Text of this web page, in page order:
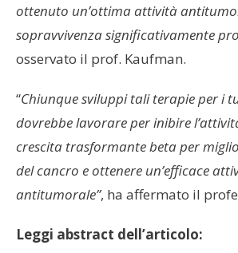
ottenuto un’ottima attività
sopravvivenza significativamente
osservato il prof. Kaufman.
“Chiunque sviluppi tali terapie per i
dovrebbe lavorare per inibire
crescita trasformante beta per
del cancro e ottenere un’efficace
antitumorale”, ha affermato il
Leggi abstract dell’articolo: